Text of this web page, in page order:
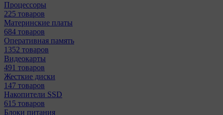
Процессоры
225 товаров
Материнcкие платы
684 товаров
Оперативная память
1352 товаров
Видеокарты
491 товаров
Жесткие диски
147 товаров
Накопители SSD
615 товаров
Блоки питания